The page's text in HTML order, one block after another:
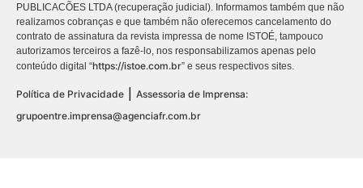
PUBLICACÕES LTDA (recuperação judicial). Informamos também que não
realizamos cobranças e que também não oferecemos cancelamento do
contrato de assinatura da revista impressa de nome ISTOÉ, tampouco
autorizamos terceiros a fazê-lo, nos responsabilizamos apenas pelo
conteúdo digital “https://istoe.com.br” e seus respectivos sites.
Política de Privacidade
Assessoria de Imprensa:
grupoentre.imprensa@agenciafr.com.br